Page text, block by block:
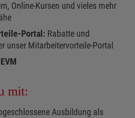
Online-Kursen und vieles mehr
Portal: Rabatte und
unser Mitarbeitervorteile-Portal
mit:
Ausbildung als